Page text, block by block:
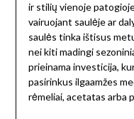
ir stilių vienoje
vairuojant saulėje ar
saulės tinka ištisus
nei kiti madingi
prieinama investicija,
pasirinkus ilgaamžes
rėmeliai, acetatas arba